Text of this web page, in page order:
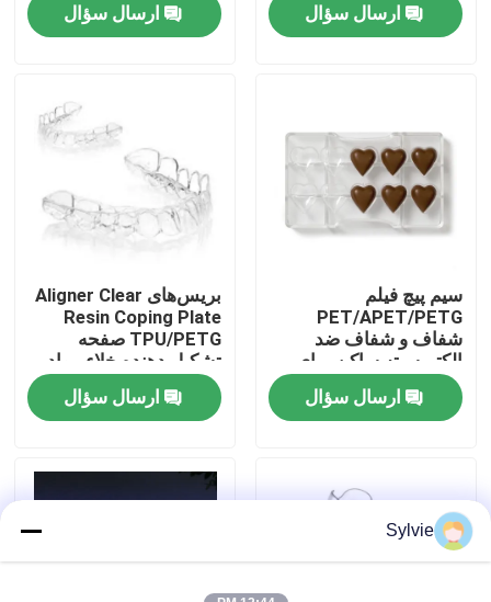
محصولات
تور کارخانه
کنترل کیفیت
با ما تماس بگیرید
اخبار
ورق PET
ارسال سؤال
ارسال سؤال
سیم پیچ فیلم
PET/APET/PETG
شفاف و شفاف ضد
الکتریسیته ساکن برای
قالب شکلات
ارسال سؤال
بریس‌های Aligner Clear
Resin Coping Plate
TPU/PETG صفحه
تشکیل دهنده خلاء مواد
نرم و سخت برای
ارتزهای نامرئی
ارسال سؤال
Sylvie